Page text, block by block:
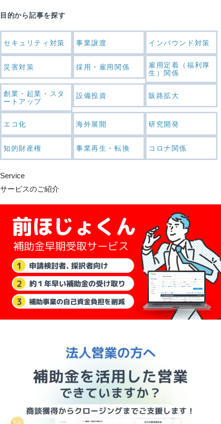
目的から記事を探す
セキュリティ対策 事業譲渡 インバウンド対策
災害対策 採用・雇用関係
雇用定着（福利厚
生）関係
創業・起業・スタ
ートアップ
設備投資 販路拡大
エコ化 海外展開 研究開発
知的財産権 事業再生・転換 コロナ関係
Service
サービスのご紹介